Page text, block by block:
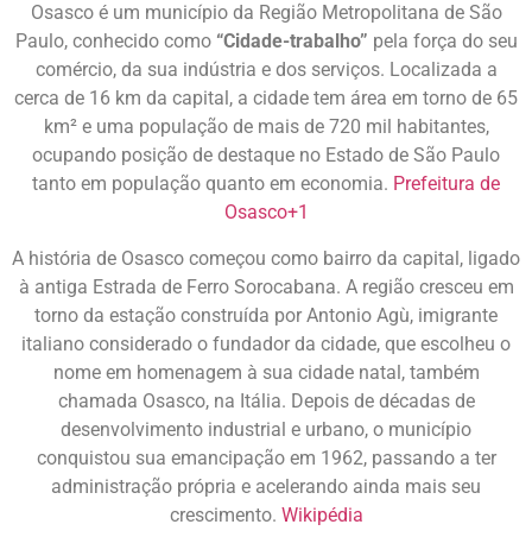
Osasco é um município da Região Metropolitana de São
Paulo, conhecido como “Cidade-trabalho” pela força do seu
comércio, da sua indústria e dos serviços. Localizada a
cerca de 16 km da capital, a cidade tem área em torno de 65
km² e uma população de mais de 720 mil habitantes,
ocupando posição de destaque no Estado de São Paulo
tanto em população quanto em economia. Prefeitura de
Osasco+1
A história de Osasco começou como bairro da capital, ligado
à antiga Estrada de Ferro Sorocabana. A região cresceu em
torno da estação construída por Antonio Agù, imigrante
italiano considerado o fundador da cidade, que escolheu o
nome em homenagem à sua cidade natal, também
chamada Osasco, na Itália. Depois de décadas de
desenvolvimento industrial e urbano, o município
conquistou sua emancipação em 1962, passando a ter
administração própria e acelerando ainda mais seu
crescimento. Wikipédia